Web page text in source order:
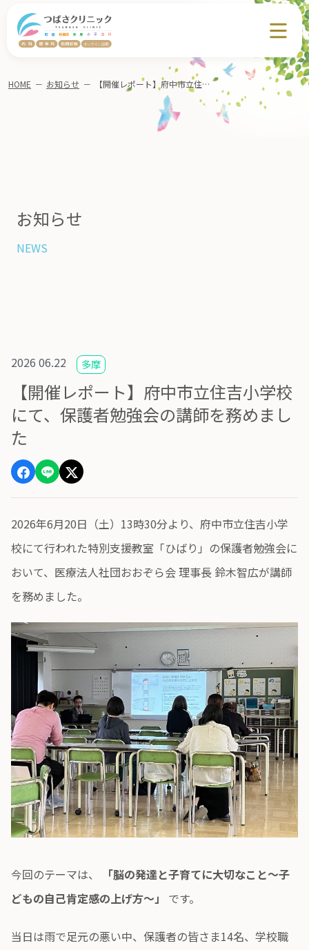
お知らせ
NEWS
HOME － お知らせ － 【開催レポート】府中市立住吉小学校にて、保護者勉強会の講師を務めました
2026 06.22 多摩
【開催レポート】府中市立住吉小学校
にて、保護者勉強会の講師を務めまし
た
2026年6月20日（土）13時30分より、府中市立住吉小学
校にて行われた特別支援教室「ひばり」の保護者勉強会に
おいて、医療法人社団おおぞら会 理事長 鈴木智広が講師
を務めました。
今回のテーマは、
「脳の発達と子育てに大切なこと〜子
どもの自己肯定感の上げ方〜」
です。
当日は雨で足元の悪い中、保護者の皆さま14名、学校職